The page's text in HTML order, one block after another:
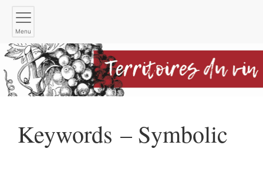
Menu
Keywords – Symbolic